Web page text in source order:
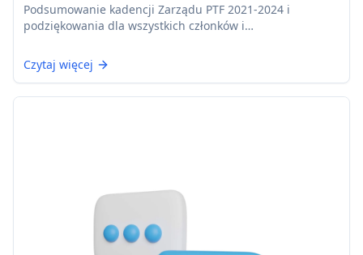
Podsumowanie kadencji Zarządu PTF 2021-2024 i
podziękowania dla wszystkich członków i
Czytaj więcej